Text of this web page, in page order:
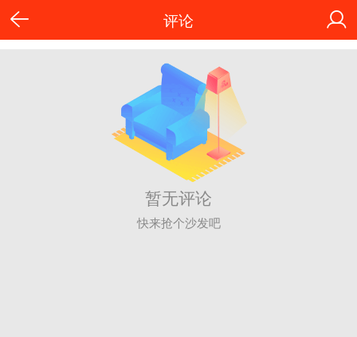
评论
暂无评论
快来抢个沙发吧